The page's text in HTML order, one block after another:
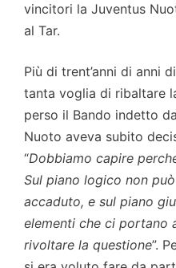
vincitori la Juventus
al Tar.
Più di trent’anni di anni
tanta voglia di ribaltare
perso il Bando indetto
Nuoto aveva subito
“Dobbiamo capire
Sul piano logico non
accaduto, e sul piano
elementi che ci portano
rivoltare la questione”.